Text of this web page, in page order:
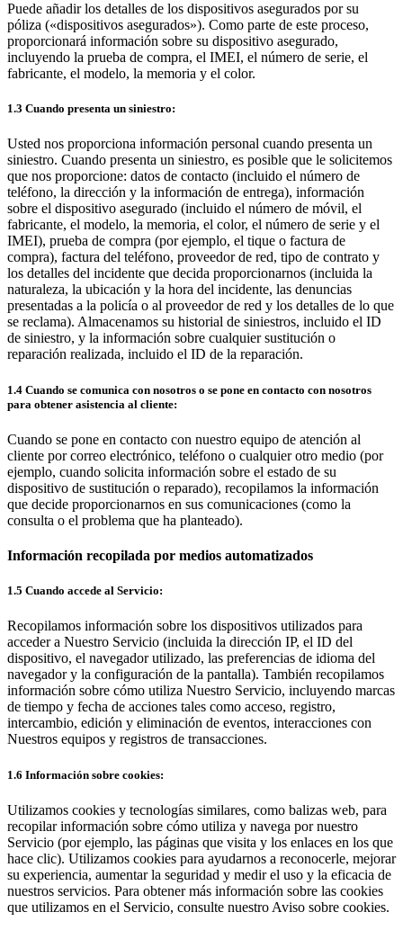
Puede añadir los detalles de los dispositivos asegurados por su
póliza («dispositivos asegurados»). Como parte de este proceso,
proporcionará información sobre su dispositivo asegurado,
incluyendo la prueba de compra, el IMEI, el número de serie, el
fabricante, el modelo, la memoria y el color.
1.3 Cuando presenta un siniestro:
Usted nos proporciona información personal cuando presenta un
siniestro. Cuando presenta un siniestro, es posible que le solicitemos
que nos proporcione: datos de contacto (incluido el número de
teléfono, la dirección y la información de entrega), información
sobre el dispositivo asegurado (incluido el número de móvil, el
fabricante, el modelo, la memoria, el color, el número de serie y el
IMEI), prueba de compra (por ejemplo, el tique o factura de
compra), factura del teléfono, proveedor de red, tipo de contrato y
los detalles del incidente que decida proporcionarnos (incluida la
naturaleza, la ubicación y la hora del incidente, las denuncias
presentadas a la policía o al proveedor de red y los detalles de lo que
se reclama). Almacenamos su historial de siniestros, incluido el ID
de siniestro, y la información sobre cualquier sustitución o
reparación realizada, incluido el ID de la reparación.
1.4 Cuando se comunica con nosotros o se pone en contacto con nosotros
para obtener asistencia al cliente:
Cuando se pone en contacto con nuestro equipo de atención al
cliente por correo electrónico, teléfono o cualquier otro medio (por
ejemplo, cuando solicita información sobre el estado de su
dispositivo de sustitución o reparado), recopilamos la información
que decide proporcionarnos en sus comunicaciones (como la
consulta o el problema que ha planteado).
Información recopilada por medios automatizados
1.5 Cuando accede al Servicio:
Recopilamos información sobre los dispositivos utilizados para
acceder a Nuestro Servicio (incluida la dirección IP, el ID del
dispositivo, el navegador utilizado, las preferencias de idioma del
navegador y la configuración de la pantalla). También recopilamos
información sobre cómo utiliza Nuestro Servicio, incluyendo marcas
de tiempo y fecha de acciones tales como acceso, registro,
intercambio, edición y eliminación de eventos, interacciones con
Nuestros equipos y registros de transacciones.
1.6 Información sobre cookies:
Utilizamos cookies y tecnologías similares, como balizas web, para
recopilar información sobre cómo utiliza y navega por nuestro
Servicio (por ejemplo, las páginas que visita y los enlaces en los que
hace clic). Utilizamos cookies para ayudarnos a reconocerle, mejorar
su experiencia, aumentar la seguridad y medir el uso y la eficacia de
nuestros servicios. Para obtener más información sobre las cookies
que utilizamos en el Servicio, consulte nuestro Aviso sobre cookies.